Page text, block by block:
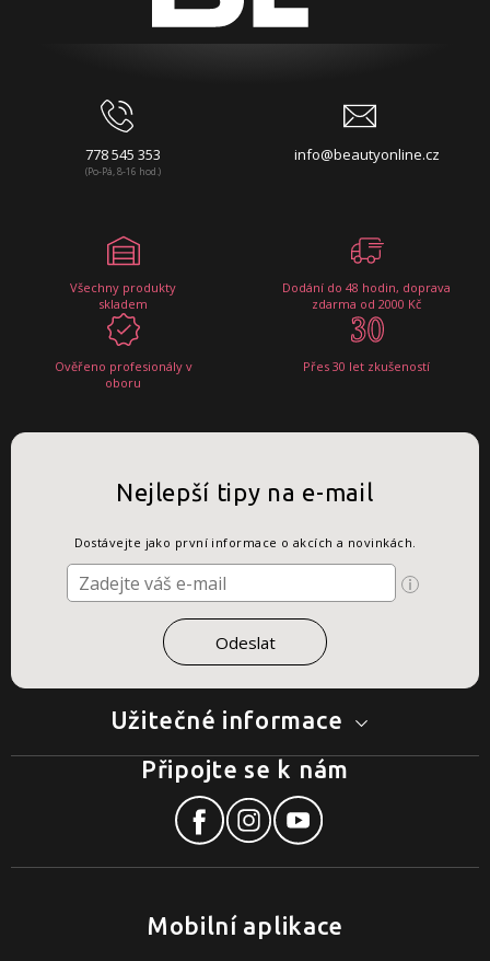
778 545 353
(Po-Pá, 8-16 hod.)
info@beautyonline.cz
Všechny produkty
skladem
Dodání do 48 hodin, doprava
zdarma od 2000 Kč
Ověřeno profesionály v
oboru
Přes 30 let zkušeností
Užitečné informace
Nejlepší tipy na e-mail
Dostávejte jako první informace o akcích a novinkách.
Mobilní aplikace
Připojte se k nám